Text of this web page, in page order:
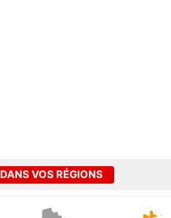
DANS VOS RÉGIONS